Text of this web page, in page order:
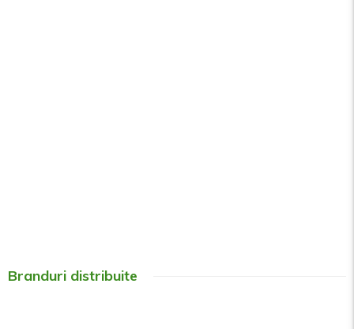
Branduri distribuite